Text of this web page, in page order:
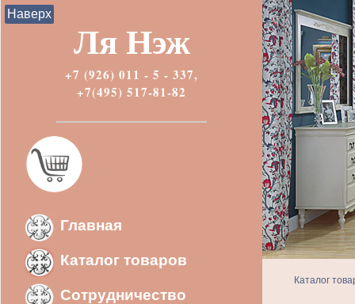
Ля Нэж
+7 (926) 011 - 5 - 337,
+7(495) 517-81-82
Главная
Каталог товаров
Сотрудничество
Каталог
Наверх